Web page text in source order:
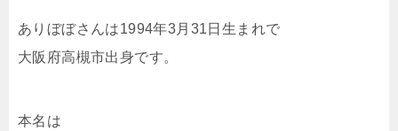
ありぼぼさんは1994年3月31日生まれで
大阪府高槻市出身です。
本名は